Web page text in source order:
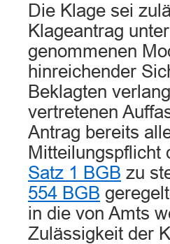
Die Klage sei
Klageantrag
genommenen
hinreichender
Beklagten
vertretenen
Antrag bereits
Satz 1 BGB zu
554 BGB
in die von Amts
Zulässigkeit der